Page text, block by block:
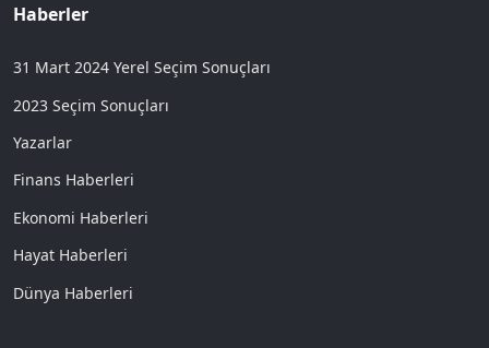
Haberler
31 Mart 2024 Yerel Seçim Sonuçları
2023 Seçim Sonuçları
Yazarlar
Finans Haberleri
Ekonomi Haberleri
Hayat Haberleri
Dünya Haberleri